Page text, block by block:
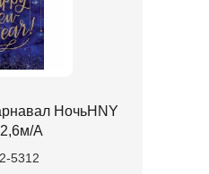
НочьHNY
А
5312